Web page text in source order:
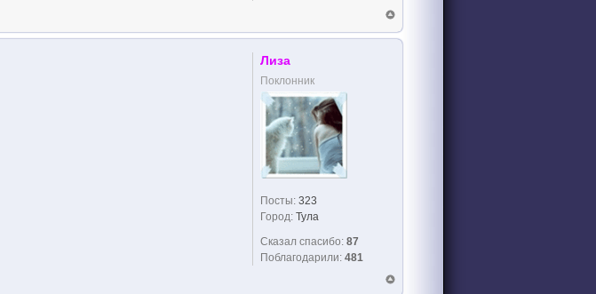
Лиза
Поклонник
Посты: 323
Город: Тула
Сказал спасибо: 87
Поблагодарили: 481